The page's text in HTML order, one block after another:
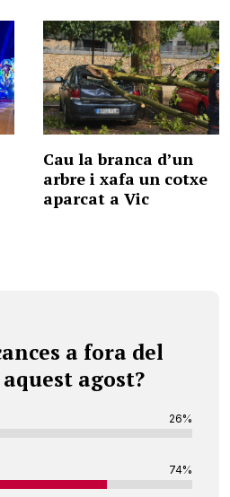
Cau la branca d’un
arbre i xafa un cotxe
aparcat a Vic
a fora del
agost?
26%
74%